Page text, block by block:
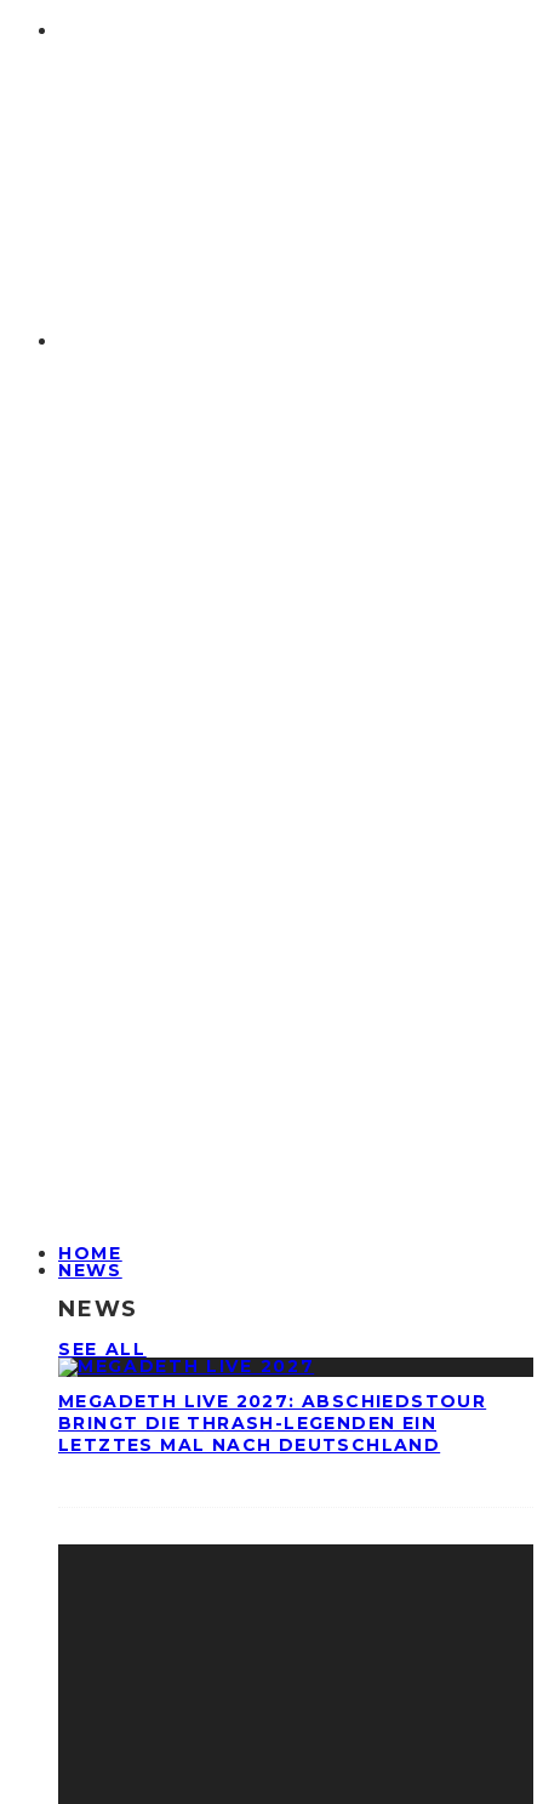
HOME
NEWS
NEWS
SEE ALL
MEGADETH LIVE 2027: ABSCHIEDSTOUR
BRINGT DIE THRASH-LEGENDEN EIN
LETZTES MAL NACH DEUTSCHLAND